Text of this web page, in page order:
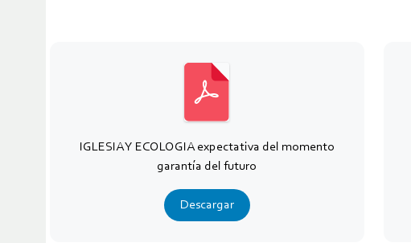
IGLESIA Y ECOLOGIA expectativa del momento
garantía del futuro
Descargar